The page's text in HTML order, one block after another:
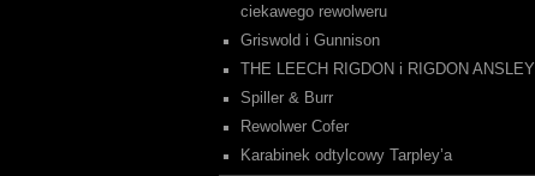
ciekawego rewolweru
Griswold i Gunnison
THE LEECH RIGDON i RIGDON ANSLEY
Spiller & Burr
Rewolwer Cofer
Karabinek odtylcowy Tarpley’a